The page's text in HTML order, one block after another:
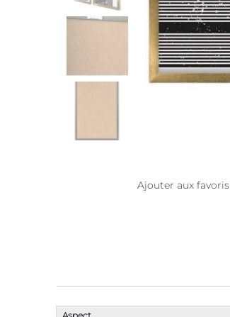
Ajouter aux favoris